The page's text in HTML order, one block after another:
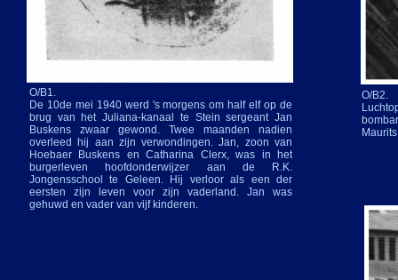
O/B1.
De 10de mei 1940 werd 's morgens om half elf op de
brug van het Juliana-kanaal te Stein sergeant Jan
Buskens zwaar gewond. Twee maanden nadien
overleed hij aan zijn verwondingen. Jan, zoon van
Hoebaer Buskens en Catharina Clerx, was in het
burgerleven hoofdonderwijzer aan de R.K.
Jongensschool te Geleen. Hij verloor als een der
eersten zijn leven voor zijn vaderland. Jan was
gehuwd en vader van vijf kinderen.
O/B2.